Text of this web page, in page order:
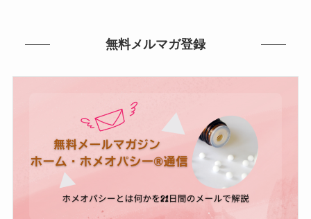
無料メルマガ登録